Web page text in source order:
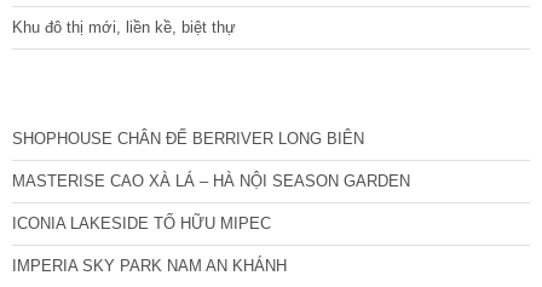
Khu đô thị mới, liền kề, biệt thự
SHOPHOUSE CHÂN ĐẾ BERRIVER LONG BIÊN
MASTERISE CAO XÀ LÁ – HÀ NỘI SEASON GARDEN
ICONIA LAKESIDE TỐ HỮU MIPEC
IMPERIA SKY PARK NAM AN KHÁNH